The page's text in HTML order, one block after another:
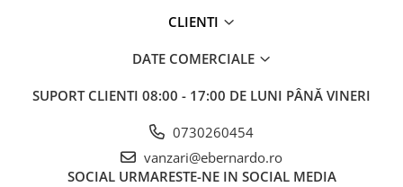
CLIENTI
DATE COMERCIALE
SUPORT CLIENTI 08:00 - 17:00 DE LUNI PÂNĂ VINERI
0730260454
vanzari@ebernardo.ro
SOCIAL URMARESTE-NE IN SOCIAL MEDIA